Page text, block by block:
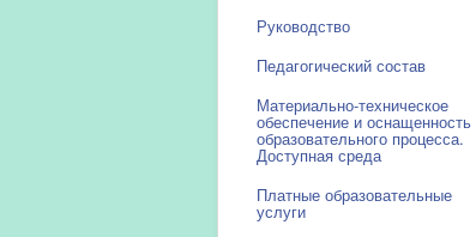
Руководство
Педагогический состав
Материально-техническое
обеспечение и оснащенность
образовательного процесса.
Доступная среда
Платные образовательные
услуги